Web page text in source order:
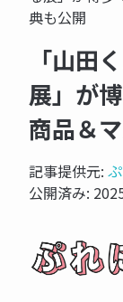
典も公開
「山田
展」が
商品＆
記事提供元:
公開済み: